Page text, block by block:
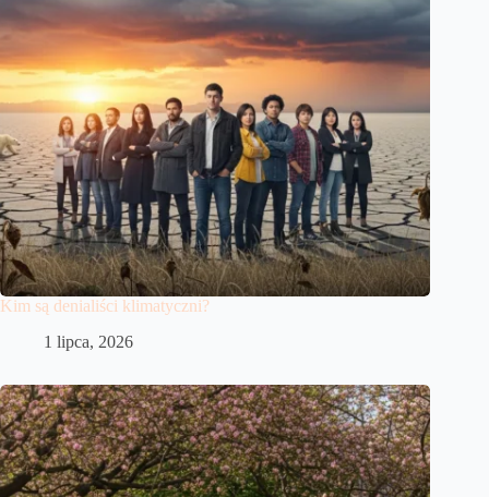
Kim są denialiści klimatyczni?
1 lipca, 2026